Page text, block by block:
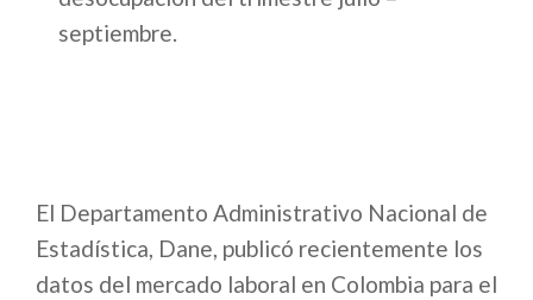
septiembre.
El Departamento Administrativo Nacional de
Estadística, Dane, publicó recientemente los
datos del mercado laboral en Colombia para el